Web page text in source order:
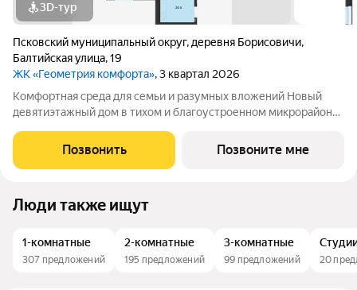
3D-тур
Псковский муниципальный округ, деревня Борисовичи,
Балтийская улица,19
ЖК «Геометрия комфорта», 3 квартал 2026
Комфортная среда для семьи и разумных вложений Новый
девятиэтажный дом в тихом и благоустроенном микрорайоне
строительства, уютную архитектуру и всё необходимое для
семейной жизни. Каркасно-монолитная
Позвонить Позвоните мне
Люди также ищут
1-комнатные
307 предложений
2-комнатные
195 предложений
3-комнатные
99 предложений 20